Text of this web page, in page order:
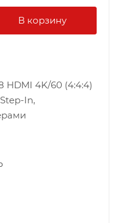
В корзину
HDMI 4K/60 (4:4:4)
In,